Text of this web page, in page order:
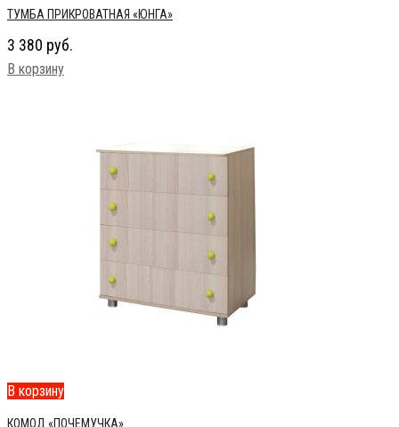
ТУМБА ПРИКРОВАТНАЯ «ЮНГА»
3 380 руб.
В корзину
В корзину
КОМОД «ПОЧЕМУЧКА»